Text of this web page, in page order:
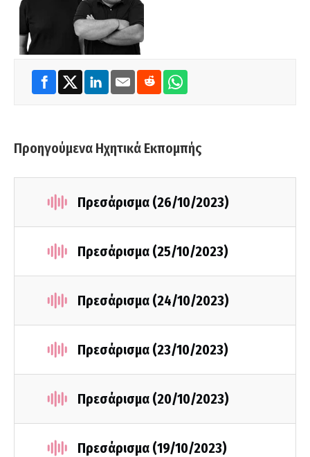
Προηγούμενα Ηχητικά Εκπομπής
Πρεσάρισμα (26/10/2023)
Πρεσάρισμα (25/10/2023)
Πρεσάρισμα (24/10/2023)
Πρεσάρισμα (23/10/2023)
Πρεσάρισμα (20/10/2023)
Πρεσάρισμα (19/10/2023)